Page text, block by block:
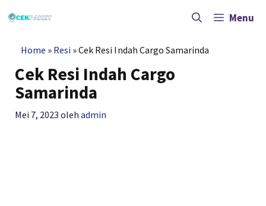
ke
Menu
Home » Resi »Cek Resi Indah Cargo Samarinda
Cek Resi Indah Cargo
Samarinda
Mei 7, 2023 olehadmin